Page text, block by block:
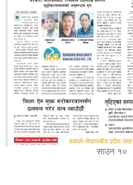
साउन १०